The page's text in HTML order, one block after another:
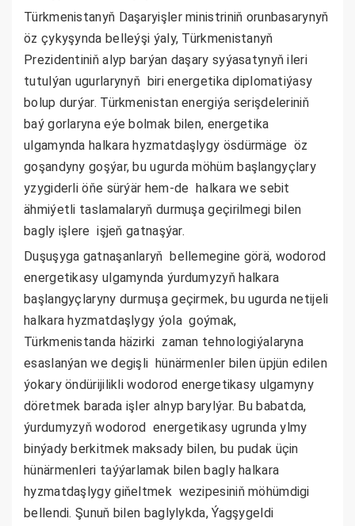
Türkmenistanyň Daşaryişler ministriniň orunbasarynyň
öz çykyşynda belleýşi ýaly, Türkmenistanyň
Prezidentiniň alyp barýan daşary syýasatynyň ileri
tutulýan ugurlarynyň biri energetika diplomatiýasy
bolup durýar. Türkmenistan energiýa serişdeleriniň
baý gorlaryna eýe bolmak bilen, energetika
ulgamynda halkara hyzmatdaşlygy ösdürmäge öz
goşandyny goşýar, bu ugurda möhüm başlangyçlary
yzygiderli öňe sürýär hem-de halkara we sebit
ähmiýetli taslamalaryň durmuşa geçirilmegi bilen
bagly işlere işjeň gatnaşýar.
Duşuşyga gatnaşanlaryň bellemegine görä, wodorod
energetikasy ulgamynda ýurdumyzyň halkara
başlangyçlaryny durmuşa geçirmek, bu ugurda netijeli
halkara hyzmatdaşlygy ýola goýmak,
Türkmenistanda häzirki zaman tehnologiýalaryna
esaslanýan we degişli hünärmenler bilen üpjün edilen
ýokary öndürijilikli wodorod energetikasy ulgamyny
döretmek barada işler alnyp barylýar. Bu babatda,
ýurdumyzyň wodorod energetikasy ugrunda ylmy
binýady berkitmek maksady bilen, bu pudak üçin
hünärmenleri taýýarlamak bilen bagly halkara
hyzmatdaşlygy giňeltmek wezipesiniň möhümdigi
bellendi. Şunuň bilen baglylykda, Ýagşygeldi